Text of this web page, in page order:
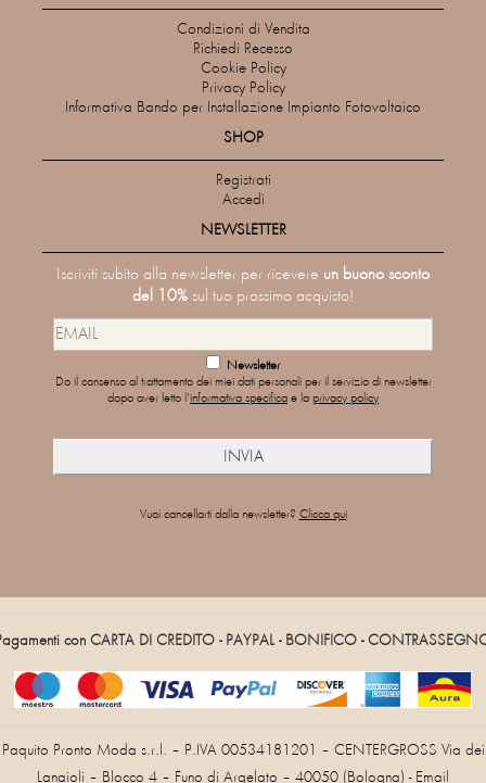
Condizioni di Vendita
Richiedi Recesso
Cookie Policy
Privacy Policy
Informativa Bando per Installazione Impianto Fotovoltaico
SHOP
Registrati
Accedi
NEWSLETTER
Iscriviti subito alla newsletter per ricevere un buono sconto
del 10% sul tuo prossimo acquisto!
Newsletter
Do il consenso al trattamento dei miei dati personali per il servizio di newsletter
dopo aver letto l'informativa specifica e la privacy policy
Vuoi cancellarti dalla newsletter? Clicca qui
con CARTA DI CREDITO - PAYPAL - BONIFICO -
Paquito Pronto Moda s.r.l. – P.IVA 00534181201 – CENTERGROSS Via dei
Lanaioli – Blocco 4 – Funo di Argelato – 40050 (Bologna) - Email